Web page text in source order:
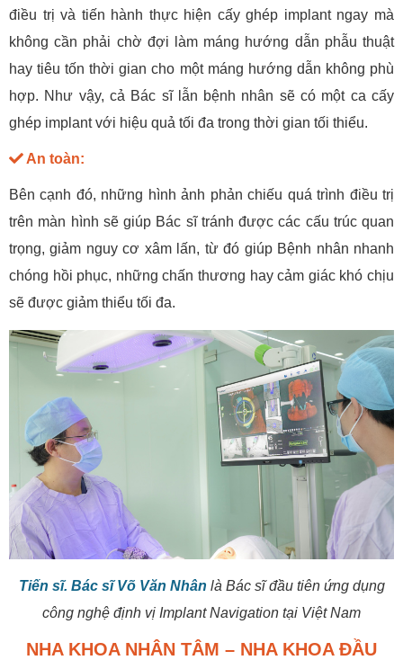
điều trị và tiến hành thực hiện cấy ghép implant ngay mà
không cần phải chờ đợi làm máng hướng dẫn phẫu thuật
hay tiêu tốn thời gian cho một máng hướng dẫn không phù
hợp. Như vậy, cả Bác sĩ lẫn bệnh nhân sẽ có một ca cấy
ghép implant với hiệu quả tối đa trong thời gian tối thiểu.
An toàn:
Bên cạnh đó, những hình ảnh phản chiếu quá trình điều trị
trên màn hình sẽ giúp Bác sĩ tránh được các cấu trúc quan
trọng, giảm nguy cơ xâm lấn, từ đó giúp Bệnh nhân nhanh
chóng hồi phục, những chấn thương hay cảm giác khó chịu
sẽ được giảm thiểu tối đa.
Tiến sĩ. Bác sĩ Võ Văn Nhân là Bác sĩ đầu tiên ứng dụng
công nghệ định vị Implant Navigation tại Việt Nam
NHA KHOA NHÂN TÂM – NHA KHOA ĐẦU